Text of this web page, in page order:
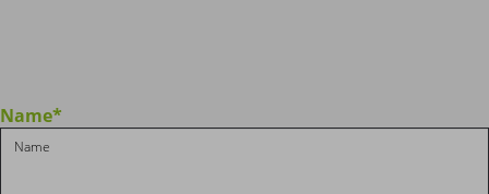
Name*